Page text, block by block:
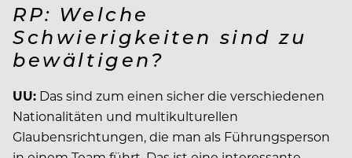
RP: Welche
Schwierigkeiten sind zu
bewältigen?
UU: Das sind zum einen sicher die verschiedenen
Nationalitäten und multikulturellen
Glaubensrichtungen, die man als Führungsperson